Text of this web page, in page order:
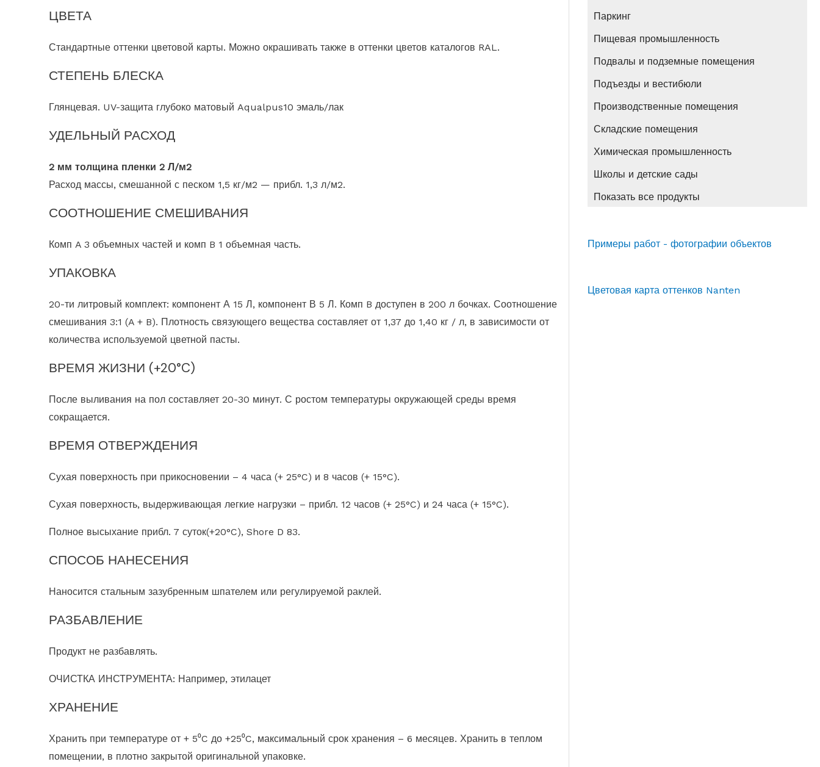
ЦВЕТА
Стандартные оттенки цветовой карты. Можно окрашивать также в оттенки цветов каталогов RAL.
СТЕПЕНЬ БЛЕСКА
Глянцевая. UV-защита глубоко матовый Aqualpus10 эмаль/лак
УДЕЛЬНЫЙ РАСХОД
2 мм толщина пленки 2 Л/м2
Расход массы, смешанной с песком 1,5 кг/м2 — прибл. 1,3 л/м2.
СООТНОШЕНИЕ СМЕШИВАНИЯ
Комп A 3 объемных частей и комп B 1 объемная часть.
УПАКОВКА
20-ти литровый комплект: компонент А 15 Л, компонент В 5 Л. Комп B доступен в 200 л бочках. Соотношение
смешивания 3:1 (A + B). Плотность связующего вещества составляет от 1,37 до 1,40 кг / л, в зависимости от
количества используемой цветной пасты.
ВРЕМЯ ЖИЗНИ (+20°C)
После выливания на пол составляет 20-30 минут. С ростом температуры окружающей среды время
сокращается.
ВРЕМЯ ОТВЕРЖДЕНИЯ
Сухая поверхность при прикосновении – 4 часа (+ 25°C) и 8 часов (+ 15°C).
Сухая поверхность, выдерживающая легкие нагрузки – прибл. 12 часов (+ 25°C) и 24 часа (+ 15°C).
Полное высыхание прибл. 7 суток(+20°C), Shore D 83.
СПОСОБ НАНЕСЕНИЯ
Наносится стальным зазубренным шпателем или регулируемой раклей.
РАЗБАВЛЕНИЕ
Продукт не разбавлять.
ОЧИСТКА ИНСТРУМЕНТА: Например, этилацет
ХРАНЕНИЕ
Хранить при температуре от + 5⁰C до +25⁰C, максимальный срок хранения – 6 месяцев. Хранить в теплом
помещении, в плотно закрытой оригинальной упаковке.
Паркинг
Пищевая промышленность
Подвалы и подземные помещения
Подъезды и вестибюли
Производственные помещения
Складские помещения
Химическая промышленность
Школы и детские сады
Показать все продукты
Примеры работ - фотографии объектов
Цветовая карта оттенков Nanten